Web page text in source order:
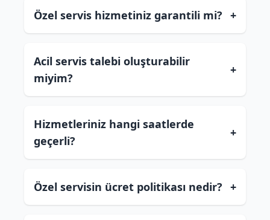
Özel servis hizmetiniz garantili mi? +
Acil servis talebi oluşturabilir
miyim?
+
Hizmetleriniz hangi saatlerde
geçerli?
+
Özel servisin ücret politikası nedir? +